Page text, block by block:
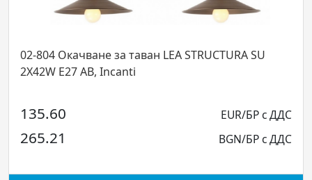
за таван LEA STRUCTURA SU
Incanti
02-902
54.00
105.61